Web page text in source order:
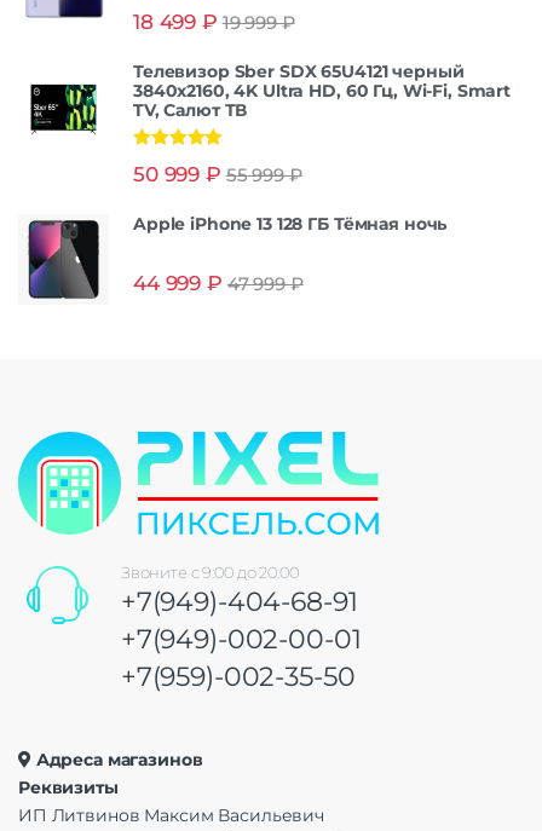
из 5
18 499 ₽ 19 999₽
Телевизор Sber SDX 65U4121 черный
3840x2160, 4K Ultra HD, 60 Гц, Wi-Fi, Smart
TV, Салют ТВ
из 5
50 999 ₽ 55 999₽
Apple iPhone 13 128 ГБ Тёмная ночь
44 999 ₽ 47 999₽
Звоните с 9:00 до 20:00
+7(949)-404-68-91
+7(949)-002-00-01
+7(959)-002-35-50
Адреса магазинов
Реквизиты
ИП Литвинов Максим Васильевич